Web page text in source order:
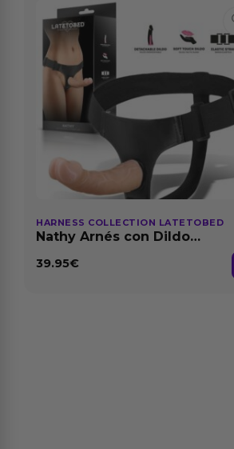
HARNESS COLLECTION LATETOBED
Nathy Arnés con Dildo
39.95€